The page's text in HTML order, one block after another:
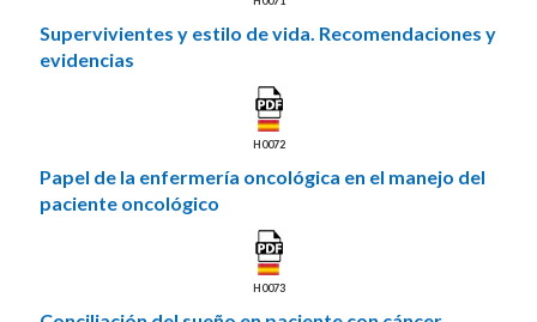
Supervivientes y estilo de vida. Recomendaciones y
evidencias
H0072
Papel de la enfermería oncológica en el manejo del
paciente oncológico
H0073